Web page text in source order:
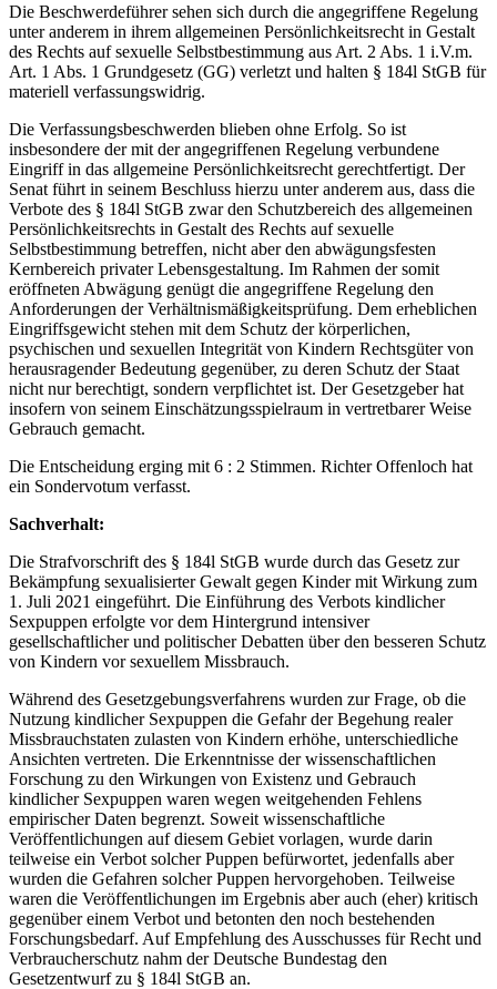
Die Beschwerdeführer sehen sich durch die angegriffene Regelung
unter anderem in ihrem allgemeinen Persönlichkeitsrecht in Gestalt
des Rechts auf sexuelle Selbstbestimmung aus Art. 2 Abs. 1 i.V.m.
Art. 1 Abs. 1 Grundgesetz (GG) verletzt und halten § 184l StGB für
materiell verfassungswidrig.
Die Verfassungsbeschwerden blieben ohne Erfolg. So ist
insbesondere der mit der angegriffenen Regelung verbundene
Eingriff in das allgemeine Persönlichkeitsrecht gerechtfertigt. Der
Senat führt in seinem Beschluss hierzu unter anderem aus, dass die
Verbote des § 184l StGB zwar den Schutzbereich des allgemeinen
Persönlichkeitsrechts in Gestalt des Rechts auf sexuelle
Selbstbestimmung betreffen, nicht aber den abwägungsfesten
Kernbereich privater Lebensgestaltung. Im Rahmen der somit
eröffneten Abwägung genügt die angegriffene Regelung den
Anforderungen der Verhältnismäßigkeitsprüfung. Dem erheblichen
Eingriffsgewicht stehen mit dem Schutz der körperlichen,
psychischen und sexuellen Integrität von Kindern Rechtsgüter von
herausragender Bedeutung gegenüber, zu deren Schutz der Staat
nicht nur berechtigt, sondern verpflichtet ist. Der Gesetzgeber hat
insofern von seinem Einschätzungsspielraum in vertretbarer Weise
Gebrauch gemacht.
Die Entscheidung erging mit 6 : 2 Stimmen. Richter Offenloch hat
ein Sondervotum verfasst.
Sachverhalt:
Die Strafvorschrift des § 184l StGB wurde durch das Gesetz zur
Bekämpfung sexualisierter Gewalt gegen Kinder mit Wirkung zum
1. Juli 2021 eingeführt. Die Einführung des Verbots kindlicher
Sexpuppen erfolgte vor dem Hintergrund intensiver
gesellschaftlicher und politischer Debatten über den besseren Schutz
von Kindern vor sexuellem Missbrauch.
Während des Gesetzgebungsverfahrens wurden zur Frage, ob die
Nutzung kindlicher Sexpuppen die Gefahr der Begehung realer
Missbrauchstaten zulasten von Kindern erhöhe, unterschiedliche
Ansichten vertreten. Die Erkenntnisse der wissenschaftlichen
Forschung zu den Wirkungen von Existenz und Gebrauch
kindlicher Sexpuppen waren wegen weitgehenden Fehlens
empirischer Daten begrenzt. Soweit wissenschaftliche
Veröffentlichungen auf diesem Gebiet vorlagen, wurde darin
teilweise ein Verbot solcher Puppen befürwortet, jedenfalls aber
wurden die Gefahren solcher Puppen hervorgehoben. Teilweise
waren die Veröffentlichungen im Ergebnis aber auch (eher) kritisch
gegenüber einem Verbot und betonten den noch bestehenden
Forschungsbedarf. Auf Empfehlung des Ausschusses für Recht und
Verbraucherschutz nahm der Deutsche Bundestag den
Gesetzentwurf zu § 184l StGB an.